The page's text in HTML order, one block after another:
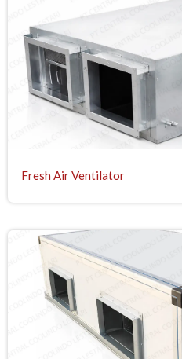
Fresh Air Ventilator